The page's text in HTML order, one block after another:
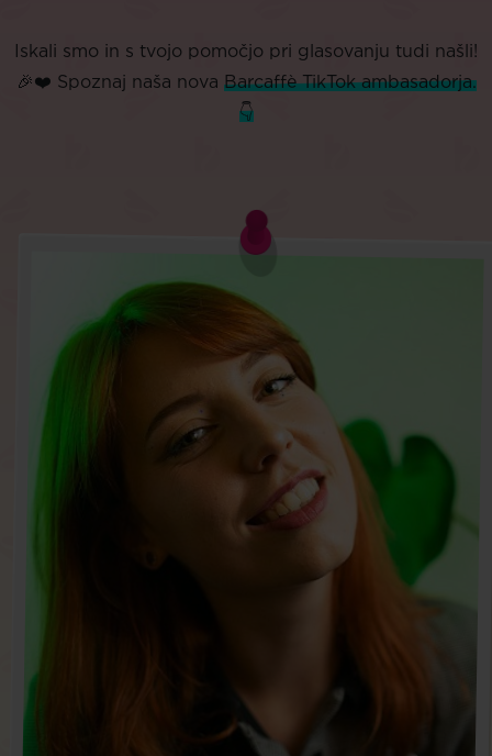
Iskali smo in s tvojo pomočjo pri glasovanju tudi našli!
🎉❤️ Spoznaj naša nova Barcaffè TikTok ambasadorja.
👇